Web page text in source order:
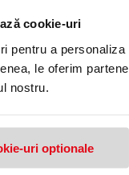
cookie-uri
pentru a
le oferim
nostru.
uri optionale
alimentar.